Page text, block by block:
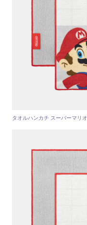
タオルハンカチ スーパーマリ